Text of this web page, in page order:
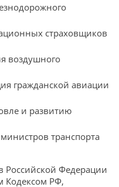
страховщиков
воздушного
гражданской авиации
и развитию
транспорта
Российской Федерации
Кодексом РФ,